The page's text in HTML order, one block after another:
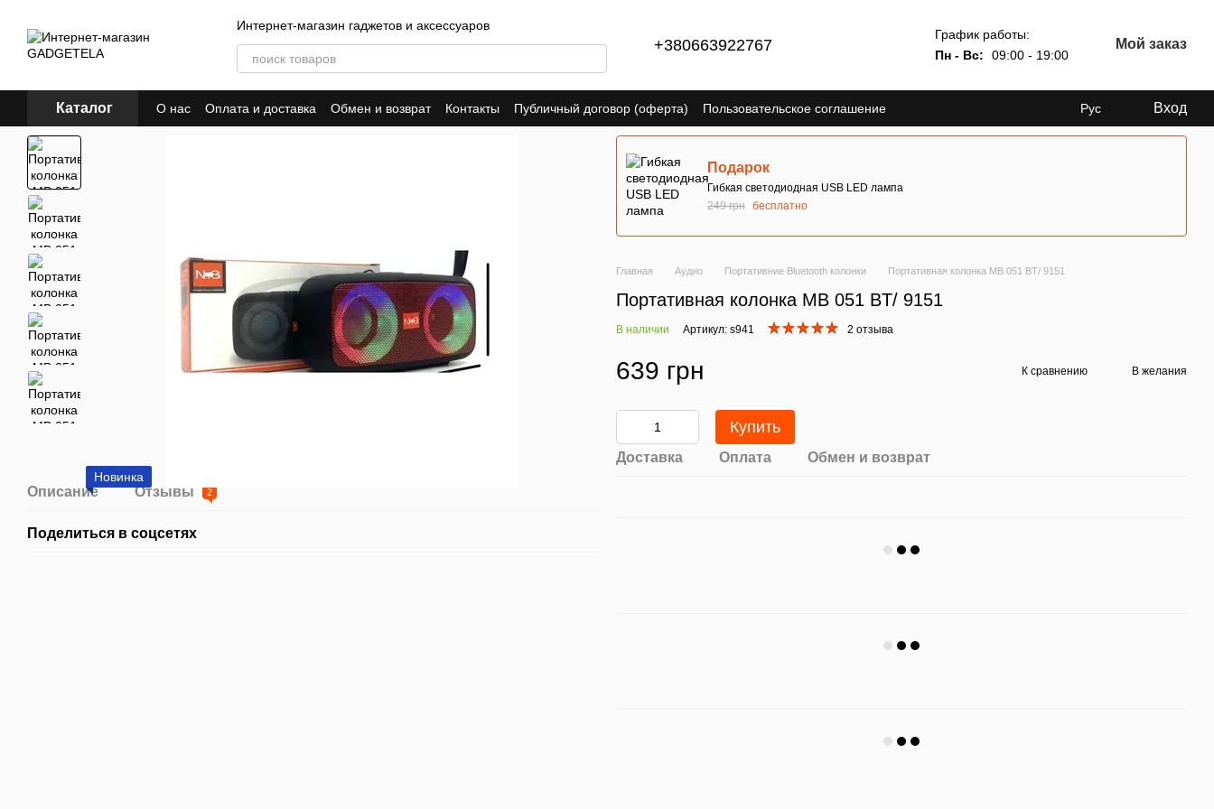
Интернет-магазин гаджетов и аксессуаров
+380663922767
График работы:
Пн - Вс:
09:00 - 19:00
Мой заказ
Каталог О нас Оплата и доставка Обмен и возврат Контакты Публичный договор (оферта)
Пользовательское соглашение
Политика конфиденциальности
Рус Вход
Новинка
Описание Отзывы 2
Поделиться в соцсетях
Подарок
Гибкая светодиодная USB LED лампа
249 грн бесплатно
Главная Аудио Портативние Bluetooth колонки Портативная колонка MB 051 BT/ 9151
Портативная колонка MB 051 BT/ 9151
В наличии Артикул: s941 2 отзыва
639 грн К сравнению В желания
Купить
Доставка Оплата Обмен и возврат